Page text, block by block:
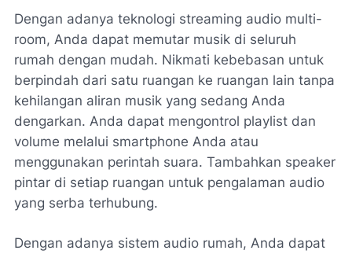
Dengan adanya teknologi streaming audio multi-
room, Anda dapat memutar musik di seluruh
rumah dengan mudah. Nikmati kebebasan untuk
berpindah dari satu ruangan ke ruangan lain tanpa
kehilangan aliran musik yang sedang Anda
dengarkan. Anda dapat mengontrol playlist dan
volume melalui smartphone Anda atau
menggunakan perintah suara. Tambahkan speaker
pintar di setiap ruangan untuk pengalaman audio
yang serba terhubung.
Dengan adanya sistem audio rumah, Anda dapat